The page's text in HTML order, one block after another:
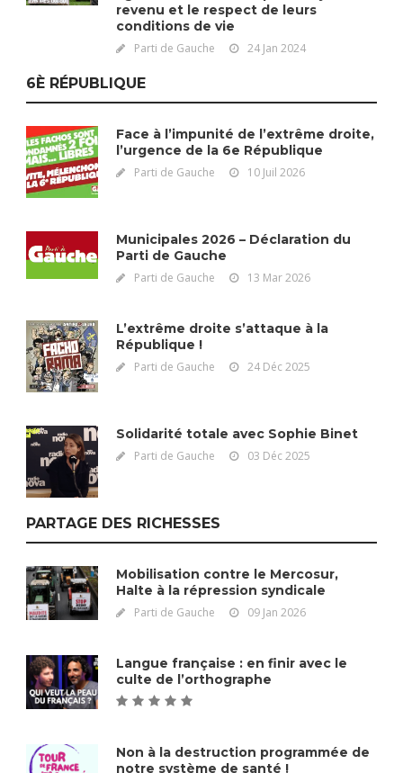
revenu et le respect de leurs
conditions de vie
Parti de Gauche 24 Jan 2024
6È RÉPUBLIQUE
Face à l’impunité de l’extrême droite,
l’urgence de la 6e République
Parti de Gauche 10 Juil 2026
Municipales 2026 – Déclaration du
Parti de Gauche
Parti de Gauche 13 Mar 2026
L’extrême droite s’attaque à la
République !
Parti de Gauche 24 Déc 2025
Solidarité totale avec Sophie Binet
Parti de Gauche 03 Déc 2025
PARTAGE DES RICHESSES
Mobilisation contre le Mercosur,
Halte à la répression syndicale
Parti de Gauche 09 Jan 2026
Langue française : en finir avec le
culte de l’orthographe
Non à la destruction programmée de
notre système de santé !